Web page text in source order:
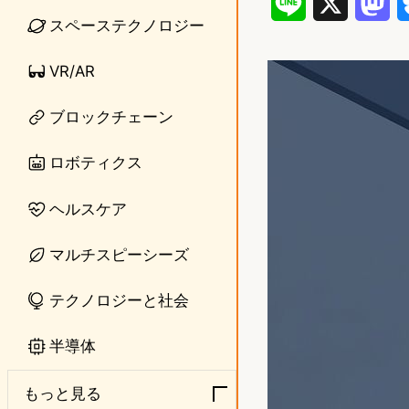
スペーステクノロジー
VR/AR
ブロックチェーン
ロボティクス
ヘルスケア
マルチスピーシーズ
テクノロジーと社会
半導体
もっと見る
n
t